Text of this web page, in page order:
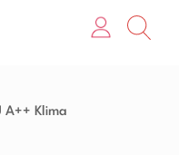
A++ Klima